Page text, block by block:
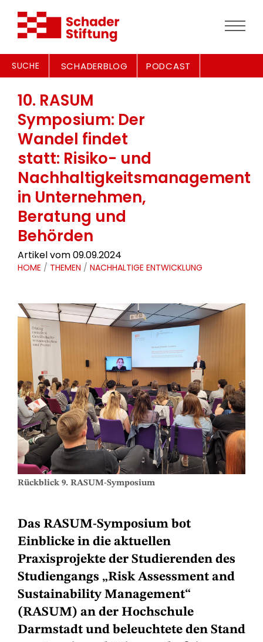
SUCHE SCHADERBLOG PODCAST
10. RASUM
Symposium: Der
Wandel findet
statt: Risiko- und
Nachhaltigkeitsmanagement
in Unternehmen,
Beratung und
Behörden
Artikel vom 09.09.2024
HOME / THEMEN / NACHHALTIGE ENTWICKLUNG
Rückblick 9. RASUM-Symposium
Das RASUM-Symposium bot
Einblicke in die aktuellen
Praxisprojekte der Studierenden des
Studiengangs „Risk Assessment and
Sustainability Management“
(RASUM) an der Hochschule
Darmstadt und beleuchtete den Stand